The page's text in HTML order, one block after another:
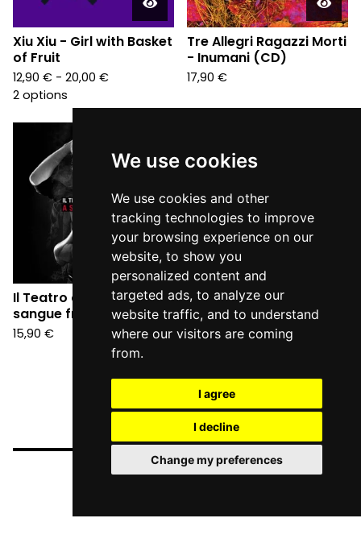
We use cookies
We use cookies and other
tracking technologies to improve
your browsing experience on our
website, to show you
personalized content and
targeted ads, to analyze our
website traffic, and to understand
where our visitors are coming
from.
I agree
I decline
Change my preferences
Xiu Xiu - Girl with Basket
of Fruit
12,90 € - 20,00 €
2 options
Tre Allegri Ragazzi Morti
- Inumani (CD)
17,90 €
Il Teatro degli Orrori - A
sangue freddo (CD)
15,90 €